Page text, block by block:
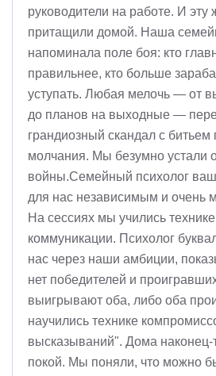
руководители на работе. И
притащили домой. Наша
напоминала поле боя: кто
правильнее, кто больше
уступать. Любая мелочь — от
до планов на выходные —
грандиозный скандал с
молчания. Мы безумно устали
войны.Семейный психолог
для нас независимым и очень
На сессиях мы учились
коммуникации. Психолог
нас через наши амбиции,
нет победителей и
выигрывают оба, либо оба
научились технике
высказываний". Дома наконец-
покой. Мы поняли, что можно